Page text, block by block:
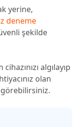
yerine,
deneme
şekilde
algılayıp
olan
görebilirsiniz.